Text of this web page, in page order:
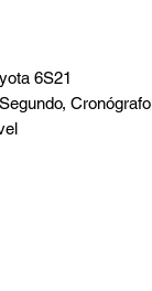
6S21
Cronógrafo